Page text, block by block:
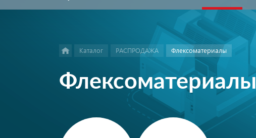
Каталог РАСПРОДАЖА Флексоматериалы
Флексоматериалы